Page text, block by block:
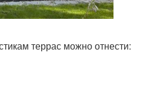
террас можно отнести: